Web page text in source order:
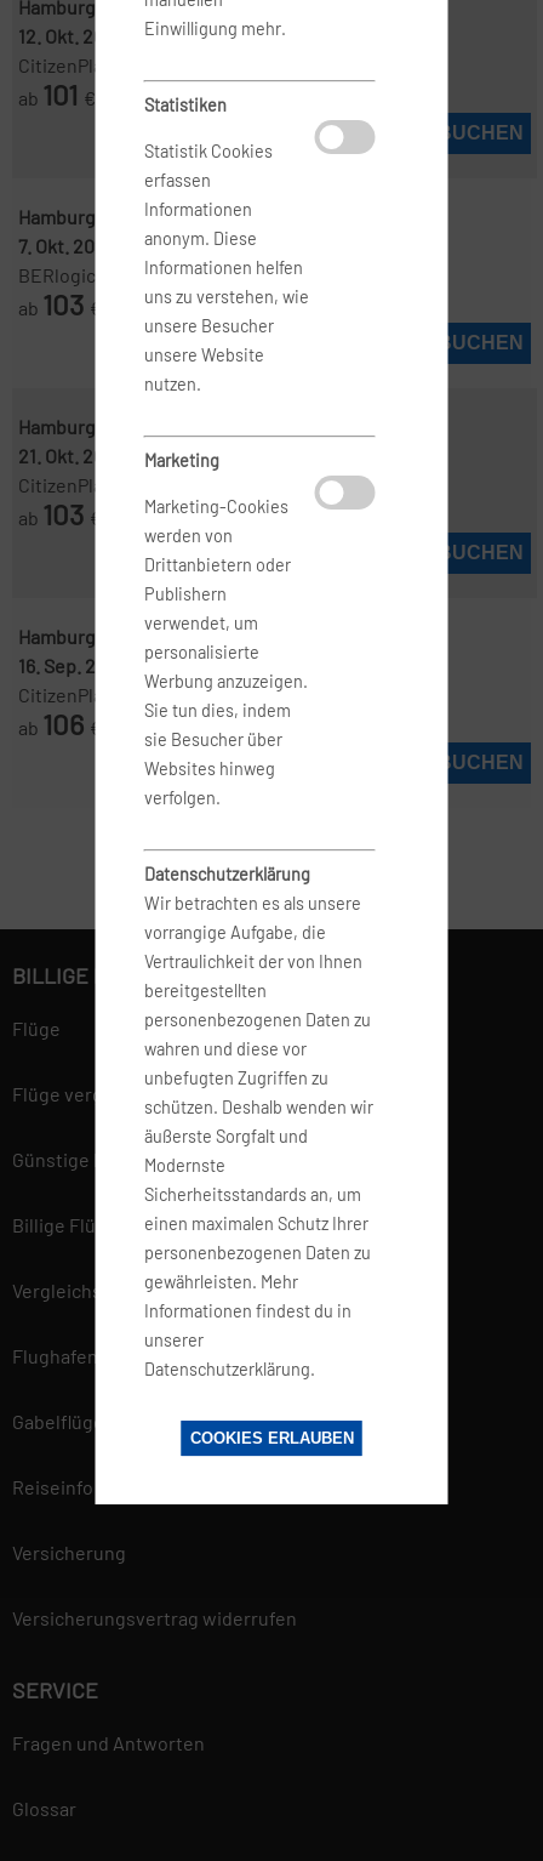
Hamburg ( HAM )-Manchester ( MAN )
12. Okt. 2026
14. Okt. 2026
CitizenPlane
ab 101 €
JETZT BUCHEN
Hamburg ( HAM )-Manchester ( MAN )
7. Okt. 2026
14. Okt. 2026
BERlogic
ab 103 €
JETZT BUCHEN
Hamburg ( HAM )
21. Okt. 2026
30. Okt. 2026
CitizenPlane
ab 103 €
JETZT BUCHEN
Hamburg ( HAM )- Manchester ( MAN )
16. Sep. 2026
21. Sep. 2026
CitizenPlane
ab 106 €
JETZT BUCHEN
Einwilligung mehr.
Statistiken
Statistik Cookies
erfassen
Informationen
anonym. Diese
Informationen helfen
uns zu verstehen, wie
unsere Besucher
unsere Website
nutzen.
Marketing
Marketing-Cookies
werden von
Drittanbietern oder
Publishern
verwendet, um
personalisierte
Werbung anzuzeigen.
Sie tun dies, indem
sie Besucher über
Websites hinweg
verfolgen.
Datenschutzerklärung
Wir betrachten es als unsere
vorrangige Aufgabe, die
Vertraulichkeit der von Ihnen
bereitgestellten
personenbezogenen Daten zu
wahren und diese vor
unbefugten Zugriffen zu
schützen. Deshalb wenden wir
äußerste Sorgfalt und
Modernste
Sicherheitsstandards an, um
einen maximalen Schutz Ihrer
personenbezogenen Daten zu
gewährleisten. Mehr
Informationen findest du in
unserer
Datenschutzerklärung.
COOKIES ERLAUBEN
BILLIGE FLÜGE BUCHEN
Flüge
Flüge vergleichen
Günstige Flüge
Billige Flüge
Vergleichsportal
Flughafen Informationen
Gabelflüge
Reiseinfo
Versicherung
Versicherungsvertrag widerrufen
SERVICE
Fragen und Antworten
Glossar